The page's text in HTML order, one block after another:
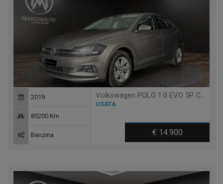
Volkswagen POLO 1.0 EVO 5P. COMFORTLINE BLUEMOTION TECHNOLOGY
USATA
€ 14.900
2019
85200 Km
Benzina